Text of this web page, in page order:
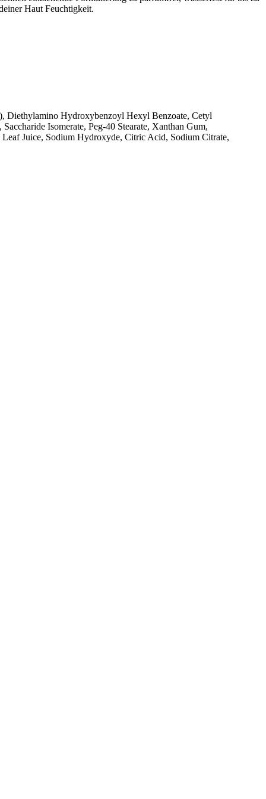
Haut Feuchtigkeit.
Diethylamino Hydroxybenzoyl Hexyl Benzoate, Cetyl
Isomerate, Peg-40 Stearate, Xanthan Gum,
Juice, Sodium Hydroxyde, Citric Acid, Sodium Citrate,